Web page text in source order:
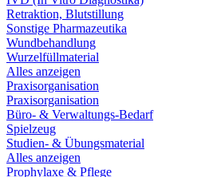
Retraktion, Blutstillung
Sonstige Pharmazeutika
Wundbehandlung
Wurzelfüllmaterial
Alles anzeigen
Praxisorganisation
Praxisorganisation
Büro- & Verwaltungs-Bedarf
Spielzeug
Studien- & Übungsmaterial
Alles anzeigen
Prophylaxe & Pflege